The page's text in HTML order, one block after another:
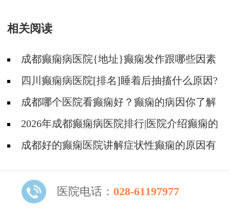
相关阅读
成都癫痫病医院{地址}癫痫发作跟哪些因素
有关?四川癫痫病医院[排名]睡着后抽搐什么原因?
成都哪个医院看癫痫好？癫痫的病因你了解
吗?2026年成都癫痫病医院排行|医院介绍癫痫的
由来！成都好的癫痫医院讲解症状性癫痫的原因有
医院电话： 028-61197977